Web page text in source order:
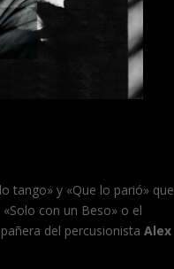
tango» y «Que lo parió» que
con un Beso» o el
del percusionistaAlex